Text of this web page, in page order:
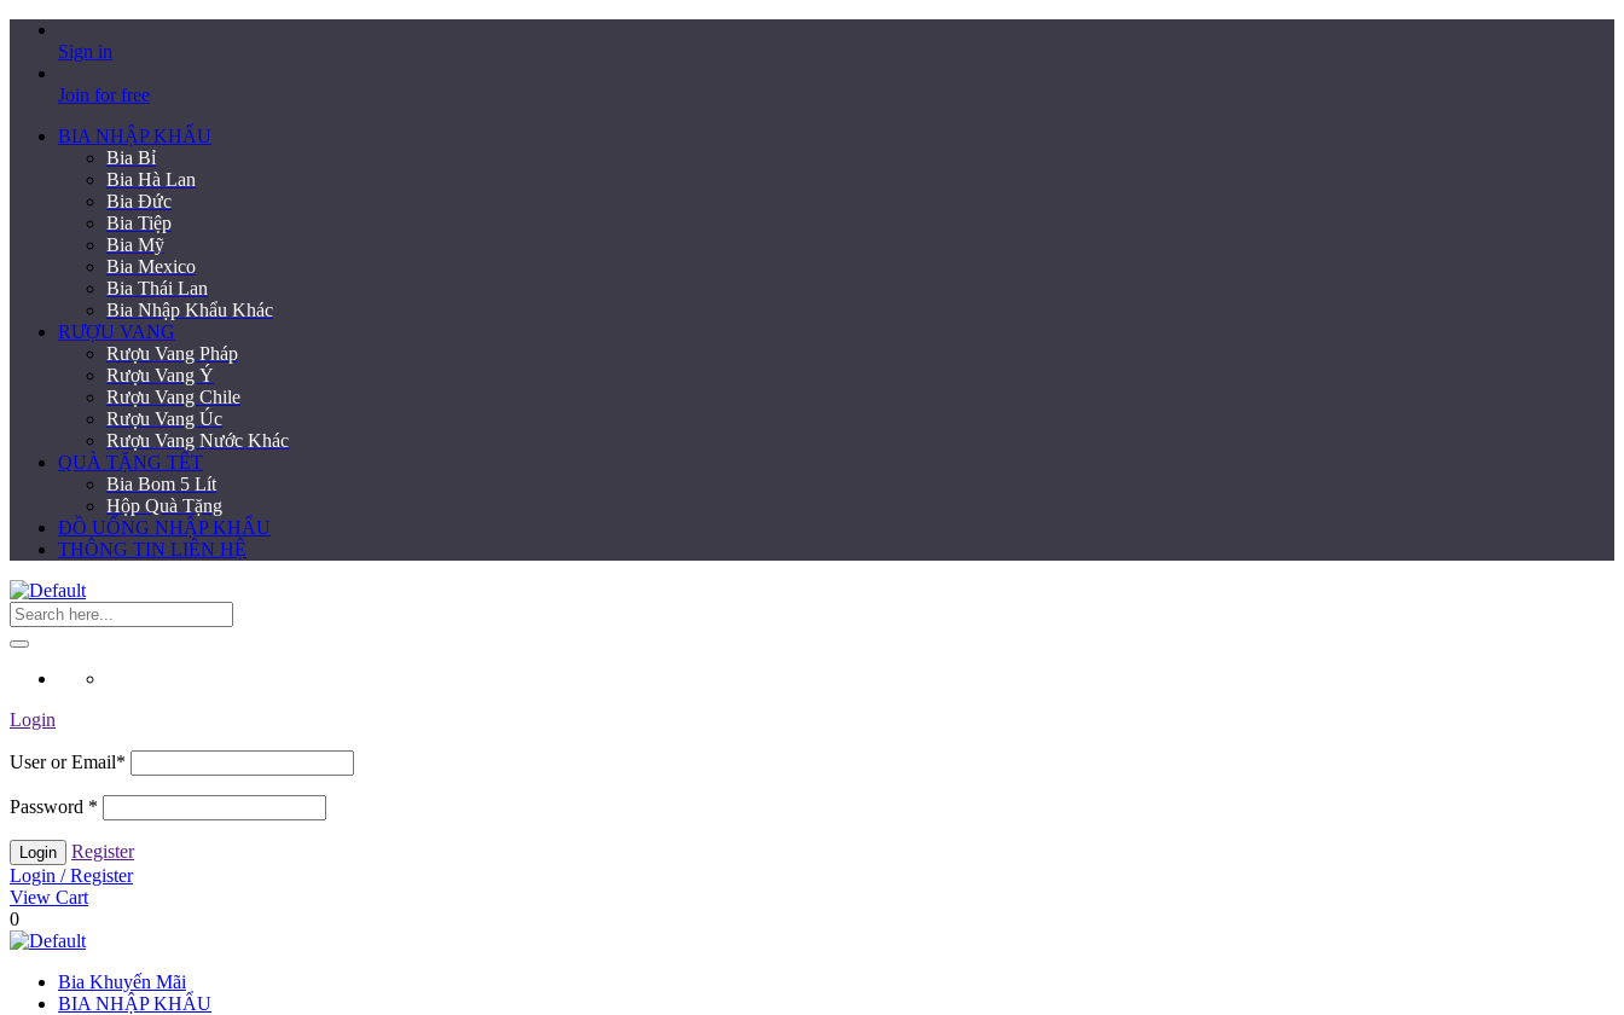
Sign in
Join for free
BIA NHẬP KHẨU
Bia Bỉ
Bia Hà Lan
Bia Đức
Bia Tiệp
Bia Mỹ
Bia Mexico
Bia Thái Lan
Bia Nhập Khẩu Khác
RƯỢU VANG
Rượu Vang Pháp
Rượu Vang Ý
Rượu Vang Chile
Rượu Vang Úc
Rượu Vang Nước Khác
QUÀ TẶNG TẾT
Bia Bom 5 Lít
Hộp Quà Tặng
ĐỒ UỐNG NHẬP KHẨU
THÔNG TIN LIÊN HỆ
Login
User or Email*
Password *
Register
Login / Register
View Cart
0
Bia Khuyến Mãi
BIA NHẬP KHẨU